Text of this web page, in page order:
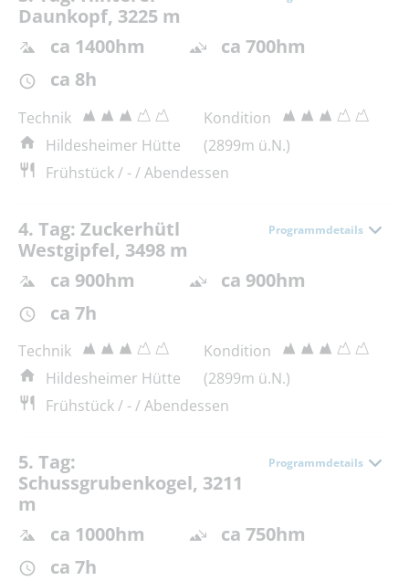
Daunkopf, 3225 m
ca 1400hm
ca 700hm
ca 8h
Technik
Kondition
Hildesheimer Hütte
(2899m ü.N.)
Frühstück / - / Abendessen
4. Tag: Zuckerhütl
Westgipfel, 3498 m
Programmdetails
ca 900hm
ca 900hm
ca 7h
Technik
Kondition
Hildesheimer Hütte
(2899m ü.N.)
Frühstück / - / Abendessen
5. Tag:
Schussgrubenkogel, 3211
m
Programmdetails
ca 1000hm
ca 750hm
ca 7h